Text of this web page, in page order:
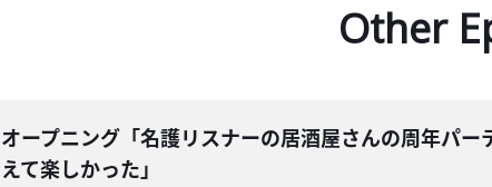
Other
オープニング「名護リスナーの居酒屋さんの周年パ
えて楽しかった」